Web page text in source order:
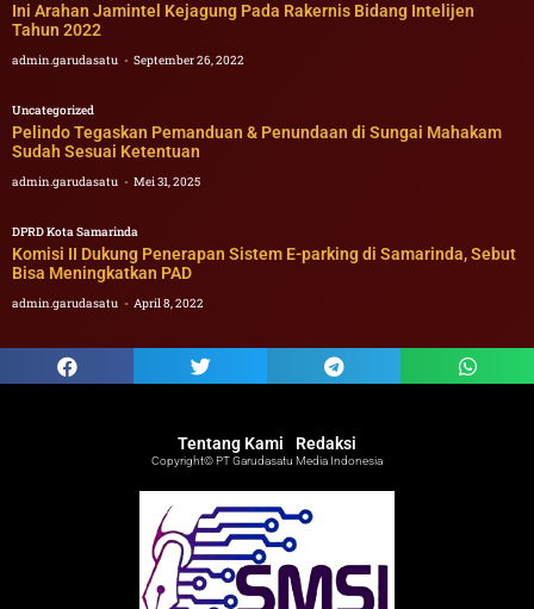
Ini Arahan Jamintel Kejagung Pada Rakernis Bidang Intelijen
Tahun 2022
admin.garudasatu September 26, 2022
Uncategorized
Pelindo Tegaskan Pemanduan & Penundaan di Sungai Mahakam
Sudah Sesuai Ketentuan
admin.garudasatu Mei 31, 2025
DPRD Kota Samarinda
Komisi II Dukung Penerapan Sistem E-parking di Samarinda, Sebut
Bisa Meningkatkan PAD
admin.garudasatu April 8, 2022
Tentang Kami Redaksi
Copyright© PT Garudasatu Media Indonesia